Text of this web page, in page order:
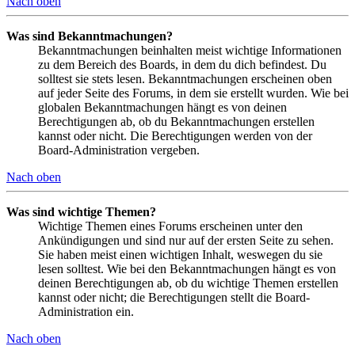
Was sind Bekanntmachungen?
Bekanntmachungen beinhalten meist wichtige Informationen
zu dem Bereich des Boards, in dem du dich befindest. Du
solltest sie stets lesen. Bekanntmachungen erscheinen oben
auf jeder Seite des Forums, in dem sie erstellt wurden. Wie bei
globalen Bekanntmachungen hängt es von deinen
Berechtigungen ab, ob du Bekanntmachungen erstellen
kannst oder nicht. Die Berechtigungen werden von der
Board-Administration vergeben.
Nach oben
Was sind wichtige Themen?
Wichtige Themen eines Forums erscheinen unter den
Ankündigungen und sind nur auf der ersten Seite zu sehen.
Sie haben meist einen wichtigen Inhalt, weswegen du sie
lesen solltest. Wie bei den Bekanntmachungen hängt es von
deinen Berechtigungen ab, ob du wichtige Themen erstellen
kannst oder nicht; die Berechtigungen stellt die Board-
Administration ein.
Nach oben